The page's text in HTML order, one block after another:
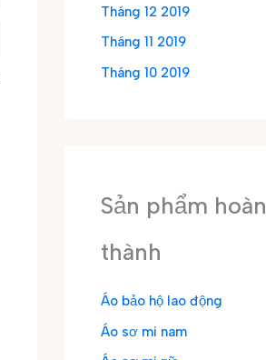
Tháng 12 2019
Tháng 11 2019
Tháng 10 2019
Sản phẩm hoàn
thành
Áo bảo hộ lao động
Áo sơ mi nam